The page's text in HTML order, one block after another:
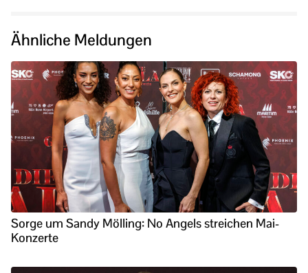
Ähnliche Meldungen
Sorge um Sandy Mölling: No Angels streichen Mai-
Konzerte